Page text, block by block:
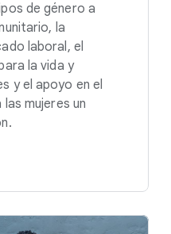
de género a
la
laboral, el
la vida y
y el apoyo en el
mujeres un